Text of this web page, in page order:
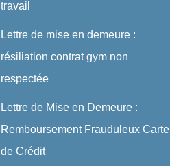
travail
Lettre de mise en demeure :
résiliation contrat gym non
respectée
Lettre de Mise en Demeure :
Remboursement Frauduleux Carte
de Crédit